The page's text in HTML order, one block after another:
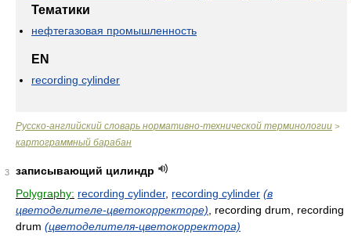
Тематики
нефтегазовая промышленность
EN
recording cylinder
Русско-английский словарь нормативно-технической терминологии >
картограммный барабан
3
записывающий цилиндр
Polygraphy: recording cylinder, recording cylinder (в
цветоделителе-цветокорректоре) , recording drum, recording
drum (цветоделителя-цветокорректора)